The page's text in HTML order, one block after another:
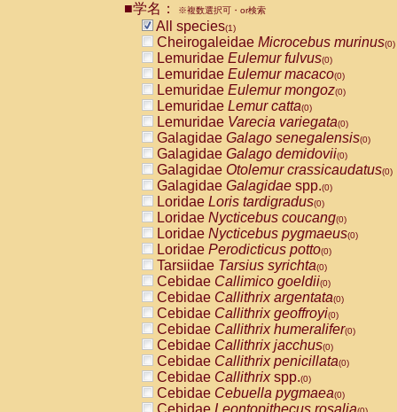
CebidaeCebus nigrivittatus
CebidaeCebus
CebidaeSaimiri boliviensis(0)
CebidaeSaimiri sciureus(0)
AtelidaeAlouatta caraya(0)
AtelidaeAlouatta fusca(0)
AtelidaeAlouatta seniculus
AtelidaeAlouattaspp.(0)
AtelidaeAteles belzebuth(0)
AtelidaeAteles geoffroyi(0)
AtelidaeAteles paniscus(0)
AtelidaeAtelesspp.(0)
Atelidae Lagothrix lagothricha
AtelidaeLagothrix lagothricha cana
PitheciidaeCacajao calvus
PitheciidaeCallicebus cupreus
PitheciidaeCallicebus donacophilus
PitheciidaeCallicebus moloch
PitheciidaeCallicebus torquatus
PitheciidaeCallicebusspp.(0)
PitheciidaeChiropotes satanas(0)
PitheciidaePithecia monachus
PitheciidaePithecia pithecia(0)
CercopithecidaeCercocebus agilis
CercopithecidaeCercocebus
CercopithecidaeCercocebus
■学名： ※複数選択可・or検索
All species(1)
Cheirogaleidae Microcebus murinus(0)
Lemuridae Eulemur fulvus(0)
Lemuridae Eulemur macaco(0)
Lemuridae Eulemur mongoz(0)
Lemuridae Lemur catta(0)
Lemuridae Varecia variegata(0)
Galagidae Galago senegalensis(0)
Galagidae Galago demidovii(0)
Galagidae Otolemur crassicaudatus(0)
Galagidae Galagidae spp.(0)
Loridae Loris tardigradus(0)
Loridae Nycticebus coucang(0)
Loridae Nycticebus pygmaeus(0)
Loridae Perodicticus potto(0)
Tarsiidae Tarsius syrichta(0)
Cebidae Callimico goeldii(0)
Cebidae Callithrix argentata(0)
Cebidae Callithrix geoffroyi(0)
Cebidae Callithrix humeralifer(0)
Cebidae Callithrix jacchus(0)
Cebidae Callithrix penicillata(0)
Cebidae Callithrixspp.(0)
Cebidae Cebuella pygmaea(0)
Cebidae Leontopithecus rosalia